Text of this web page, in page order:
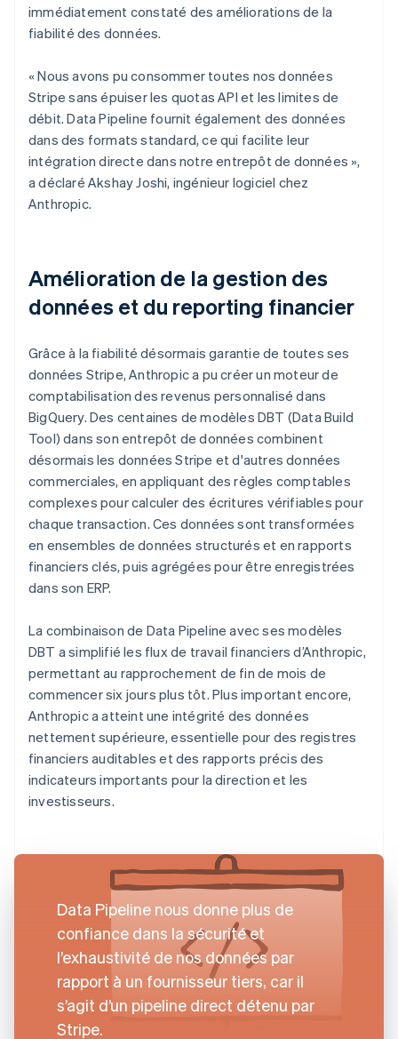
immédiatement constaté des améliorations de la
fiabilité des données.
« Nous avons pu consommer toutes nos données
Stripe sans épuiser les quotas API et les limites de
débit. Data Pipeline fournit également des données
dans des formats standard, ce qui facilite leur
intégration directe dans notre entrepôt de données »,
a déclaré Akshay Joshi, ingénieur logiciel chez
Anthropic.
Amélioration de la gestion des
données et du reporting financier
Grâce à la fiabilité désormais garantie de toutes ses
données Stripe, Anthropic a pu créer un moteur de
comptabilisation des revenus personnalisé dans
BigQuery. Des centaines de modèles DBT (Data Build
Tool) dans son entrepôt de données combinent
désormais les données Stripe et d'autres données
commerciales, en appliquant des règles comptables
complexes pour calculer des écritures vérifiables pour
chaque transaction. Ces données sont transformées
en ensembles de données structurés et en rapports
financiers clés, puis agrégées pour être enregistrées
dans son ERP.
La combinaison de Data Pipeline avec ses modèles
DBT a simplifié les flux de travail financiers d’Anthropic,
permettant au rapprochement de fin de mois de
commencer six jours plus tôt. Plus important encore,
Anthropic a atteint une intégrité des données
nettement supérieure, essentielle pour des registres
financiers auditables et des rapports précis des
indicateurs importants pour la direction et les
investisseurs.
Data Pipeline nous donne plus de
confiance dans la sécurité et
l’exhaustivité de nos données par
rapport à un fournisseur tiers, car il
s’agit d’un pipeline direct détenu par
Stripe.